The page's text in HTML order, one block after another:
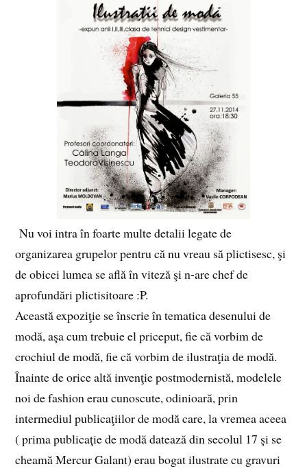
Nu voi intra în foarte multe detalii legate de
organizarea grupelor pentru că nu vreau să plictisesc, şi
de obicei lumea se află în viteză şi n-are chef de
aprofundări plictisitoare :P.
Această expoziţie se înscrie în tematica desenului de
modă, aşa cum trebuie el priceput, fie că vorbim de
crochiul de modă, fie că vorbim de ilustraţia de modă.
Înainte de orice altă invenţie postmodernistă, modelele
noi de fashion erau cunoscute, odinioară, prin
intermediul publicaţiilor de modă care, la vremea aceea
( prima publicaţie de modă datează din secolul 17 şi se
cheamă Mercur Galant) erau bogat ilustrate cu gravuri